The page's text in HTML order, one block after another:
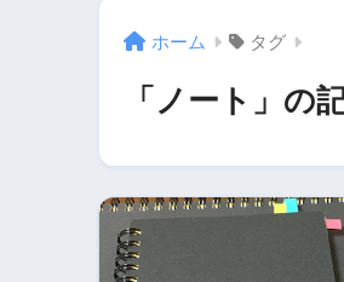
ホーム タグ
「ノート」の